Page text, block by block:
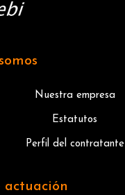
Nuestra empresa
Estatutos
Perfil del contratante
actuación